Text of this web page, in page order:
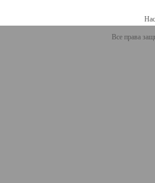
Все права